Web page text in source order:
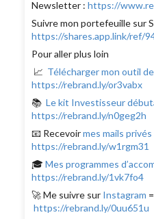
Newsletter :https://
Suivre mon portefeuille sur
https://shares.app.link/ref/
Pour aller plus loin
📈 Télécharger mon outil
https://rebrand.ly/or3vabx
📚 Le kit Investisseur
https://rebrand.ly/n0geg2h
📧 Recevoirmes mails privés
https://rebrand.ly/w1rgm31
🎓Mes programmes
https://rebrand.ly/1vk7fo4
🚀 Me suivre sur Instagram
https://rebrand.ly/0uu651u